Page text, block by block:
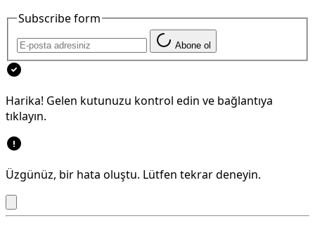
Subscribe form
Abone ol
Harika! Gelen kutunuzu kontrol edin ve bağlantıya
tıklayın.
Üzgünüz, bir hata oluştu. Lütfen tekrar deneyin.